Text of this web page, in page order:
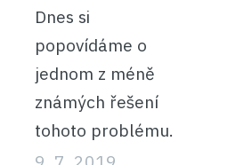
Dnes si
popovídáme o
jednom z méně
známých řešení
tohoto problému.